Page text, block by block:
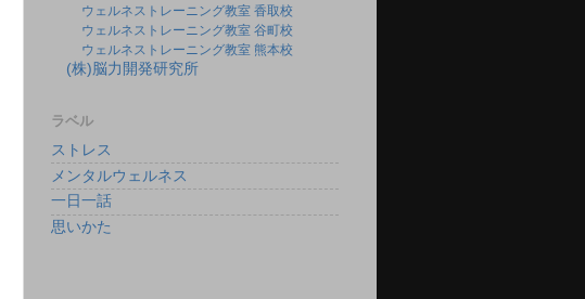
ウェルネストレーニング教室 香取校
ウェルネストレーニング教室 谷町校
ウェルネストレーニング教室 熊本校
(株)脳力開発研究所
ラベル
ストレス
メンタルウェルネス
一日一話
思いかた